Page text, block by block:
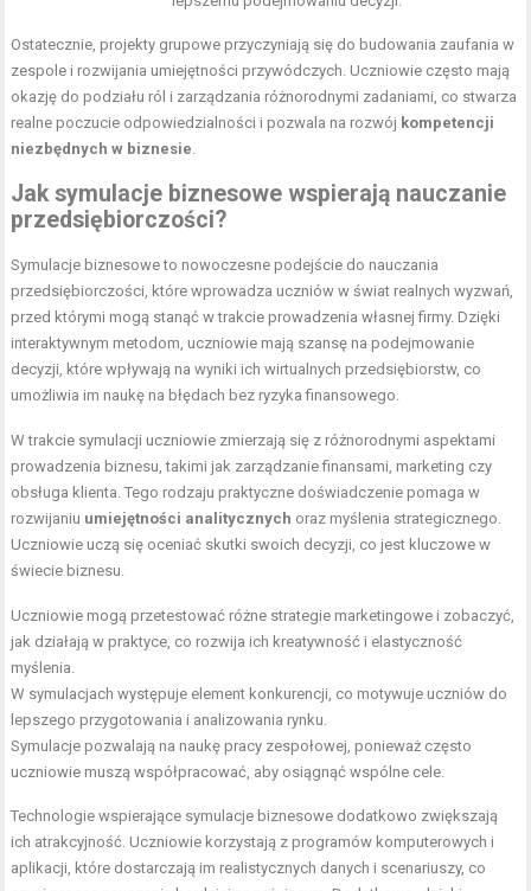
Ostatecznie, projekty grupowe przyczyniają się do budowania zaufania w
zespole i rozwijania umiejętności przywódczych. Uczniowie często mają
okazję do podziału ról i zarządzania różnorodnymi zadaniami, co stwarza
realne poczucie odpowiedzialności i pozwala na rozwój kompetencji
niezbędnych w biznesie
Jak symulacje biznesowe wspierają nauczanie
przedsiębiorczości?
Symulacje biznesowe to nowoczesne podejście do nauczania
przedsiębiorczości, które wprowadza uczniów w świat realnych wyzwań,
przed którymi mogą stanąć w trakcie prowadzenia własnej firmy. Dzięki
interaktywnym metodom, uczniowie mają szansę na podejmowanie
decyzji, które wpływają na wyniki ich wirtualnych przedsiębiorstw, co
umożliwia im naukę na błędach bez ryzyka finansowego.
W trakcie symulacji uczniowie zmierzają się z różnorodnymi aspektami
prowadzenia biznesu, takimi jak zarządzanie finansami, marketing czy
obsługa klienta. Tego rodzaju praktyczne doświadczenie pomaga w
rozwijaniu umiejętności analitycznych oraz myślenia strategicznego.
Uczniowie uczą się oceniać skutki swoich decyzji, co jest kluczowe w
świecie biznesu.
Uczniowie mogą przetestować różne strategie marketingowe i zobaczyć,
jak działają w praktyce, co rozwija ich kreatywność i elastyczność
myślenia.
W symulacjach występuje element konkurencji, co motywuje uczniów do
lepszego przygotowania i analizowania rynku.
Symulacje pozwalają na naukę pracy zespołowej, ponieważ często
uczniowie muszą współpracować, aby osiągnąć wspólne cele.
Technologie wspierające symulacje biznesowe dodatkowo zwiększają
ich atrakcyjność. Uczniowie korzystają z programów komputerowych i
aplikacji, które dostarczają im realistycznych danych i scenariuszy, co